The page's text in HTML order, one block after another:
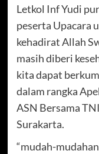
Letkol Inf Yudi
peserta Upacara
kehadirat Allah
masih diberi
kita dapat
dalam rangka
ASN Bersama
Surakarta.
“mudah-